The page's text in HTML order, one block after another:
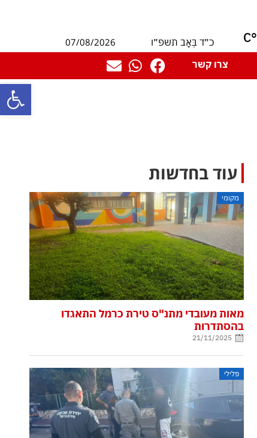
פתח
°C כ״ד בְּאָב תשפ״ו
07/08/2026
צרו קשר
עוד בחדשות
מקומי
מאות מעובדי מתנ"ס טירת כרמל התאגדו
בהסתדרות
21/11/2025
פלילי